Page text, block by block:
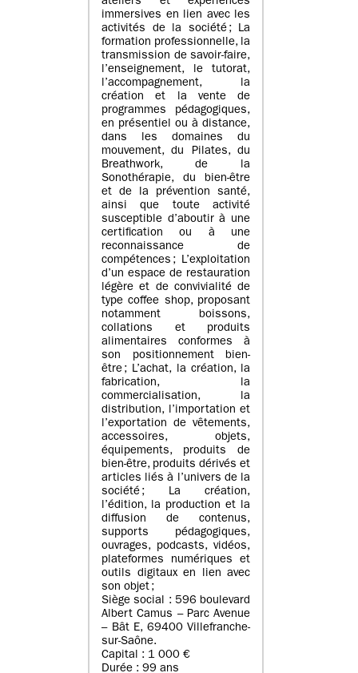
immersives en lien avec les
activités de la société ; La
formation professionnelle, la
transmission de savoir-faire,
l’enseignement, le tutorat,
l’accompagnement, la
création et la vente de
programmes pédagogiques,
en présentiel ou à distance,
dans les domaines du
mouvement, du Pilates, du
Breathwork, de la
Sonothérapie, du bien-être
et de la prévention santé,
ainsi que toute activité
susceptible d’aboutir à une
certification ou à une
reconnaissance de
compétences ; L’exploitation
d’un espace de restauration
légère et de convivialité de
type coffee shop, proposant
notamment boissons,
collations et produits
alimentaires conformes à
son positionnement bien-
être ; L’achat, la création, la
fabrication, la
commercialisation, la
distribution, l’importation et
l’exportation de vêtements,
accessoires, objets,
équipements, produits de
bien-être, produits dérivés et
articles liés à l’univers de la
société ; La création,
l’édition, la production et la
diffusion de contenus,
supports pédagogiques,
ouvrages, podcasts, vidéos,
plateformes numériques et
outils digitaux en lien avec
son objet ;
Siège social : 596 boulevard
Albert Camus – Parc Avenue
– Bât E, 69400 Villefranche-
sur-Saône.
Capital : 1 000 €
Durée : 99 ans